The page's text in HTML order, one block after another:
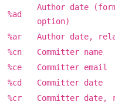
%ad
Author date
option)
%ar
Author date,
%cn
Committer name
%ce
Committer email
%cd
Committer date
%cr
Committer date,